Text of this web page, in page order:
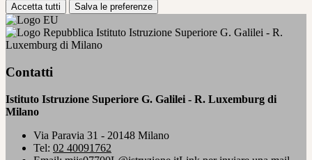
Accetta tutti Salva le preferenze
Istituto Istruzione Superiore G. Galilei - R.
Luxemburg di Milano
Contatti
Istituto Istruzione Superiore G. Galilei - R. Luxemburg di
Milano
Via Paravia 31 - 20148 Milano
Tel: 02 40091762